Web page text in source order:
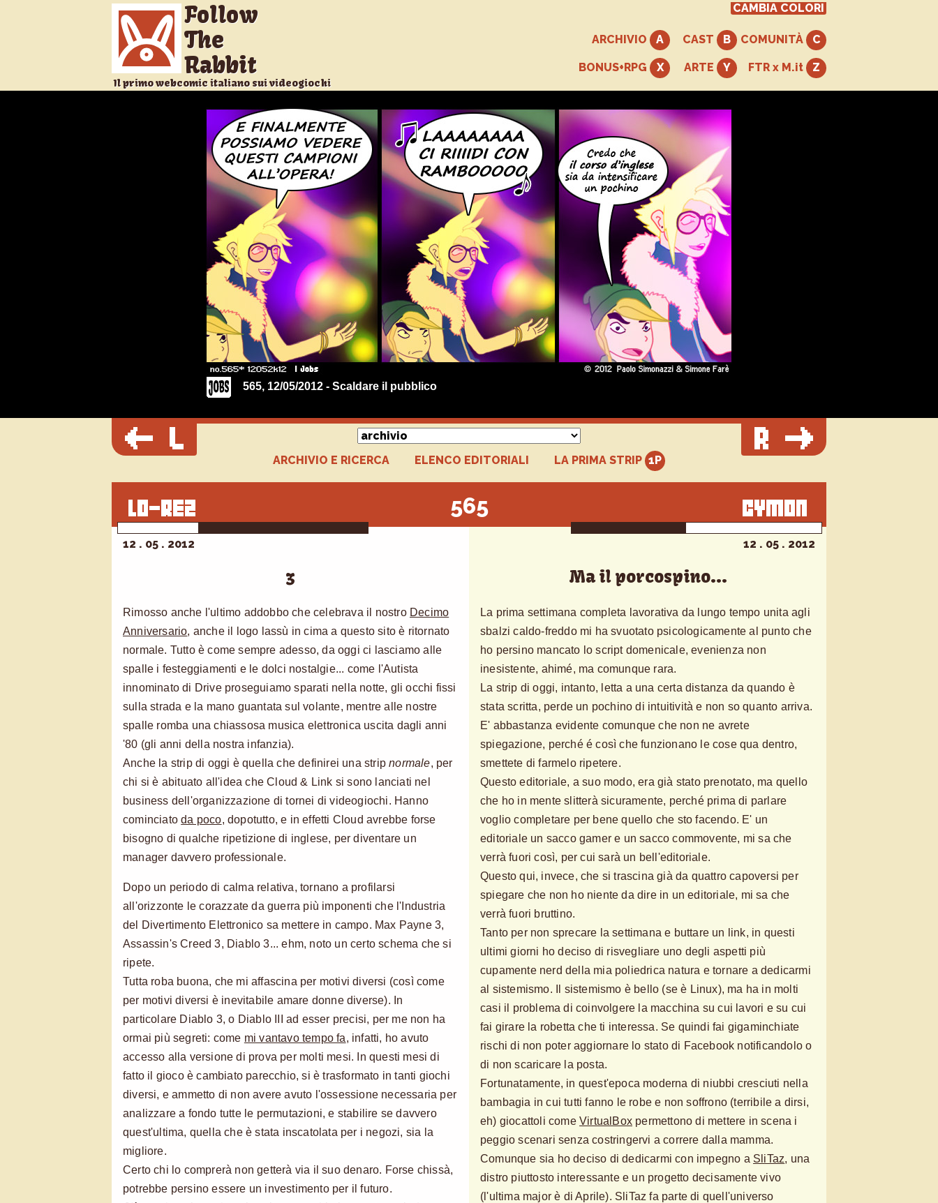
Follow
The
Rabbit
Il primo webcomic italiano sui videogiochi
CAMBIA COLORI
ARCHIVIO CAST COMUNITÀ
BONUS+RPG ARTE FTR x M.it
565, 12/05/2012 - Scaldare il pubblico
ARCHIVIO E RICERCA ELENCO EDITORIALI LA PRIMA STRIP
565
12 . 05 . 2012
3
Rimosso anche l'ultimo addobbo che celebrava il nostro Decimo
Anniversario, anche il logo lassù in cima a questo sito è ritornato
normale. Tutto è come sempre adesso, da oggi ci lasciamo alle
spalle i festeggiamenti e le dolci nostalgie... come l'Autista
innominato di Drive proseguiamo sparati nella notte, gli occhi fissi
sulla strada e la mano guantata sul volante, mentre alle nostre
spalle romba una chiassosa musica elettronica uscita dagli anni
'80 (gli anni della nostra infanzia).
Anche la strip di oggi è quella che definirei una stripnormale, per
chi si è abituato all'idea che Cloud & Link si sono lanciati nel
business dell'organizzazione di tornei di videogiochi. Hanno
cominciatoda poco, dopotutto, e in effetti Cloud avrebbe forse
bisogno di qualche ripetizione di inglese, per diventare un
manager davvero professionale.
Dopo un periodo di calma relativa, tornano a profilarsi
all'orizzonte le corazzate da guerra più imponenti che l'Industria
del Divertimento Elettronico sa mettere in campo. Max Payne 3,
Assassin's Creed 3, Diablo 3... ehm, noto un certo schema che si
ripete.
Tutta roba buona, che mi affascina per motivi diversi (così come
per motivi diversi è inevitabile amare donne diverse). In
particolare Diablo 3, o Diablo III ad esser precisi, per me non ha
ormai più segreti: come mi vantavo tempo fa, infatti, ho avuto
accesso alla versione di prova per molti mesi. In questi mesi di
fatto il gioco è cambiato parecchio, si è trasformato in tanti giochi
diversi, e ammetto di non avere avuto l'ossessione necessaria per
analizzare a fondo tutte le permutazioni, e stabilire se davvero
quest'ultima, quella che è stata inscatolata per i negozi, sia la
migliore.
Certo chi lo comprerà non getterà via il suo denaro. Forse chissà,
potrebbe persino essere un investimento per il futuro.
12 . 05 . 2012
Ma il porcospino...
La prima settimana completa lavorativa da lungo tempo unita agli
sbalzi caldo-freddo mi ha svuotato psicologicamente al punto che
ho persino mancato lo script domenicale, evenienza non
inesistente, ahimé, ma comunque rara.
La strip di oggi, intanto, letta a una certa distanza da quando è
stata scritta, perde un pochino di intuitività e non so quanto arriva.
E' abbastanza evidente comunque che non ne avrete
spiegazione, perché é così che funzionano le cose qua dentro,
smettete di farmelo ripetere.
Questo editoriale, a suo modo, era già stato prenotato, ma quello
che ho in mente slitterà sicuramente, perché prima di parlare
voglio completare per bene quello che sto facendo. E' un
editoriale un sacco gamer e un sacco commovente, mi sa che
verrà fuori così, per cui sarà un bell'editoriale.
Questo qui, invece, che si trascina già da quattro capoversi per
spiegare che non ho niente da dire in un editoriale, mi sa che
verrà fuori bruttino.
Tanto per non sprecare la settimana e buttare un link, in questi
ultimi giorni ho deciso di risvegliare uno degli aspetti più
cupamente nerd della mia poliedrica natura e tornare a dedicarmi
al sistemismo. Il sistemismo è bello (se è Linux), ma ha in molti
casi il problema di coinvolgere la macchina su cui lavori e su cui
fai girare la robetta che ti interessa. Se quindi fai gigaminchiate
rischi di non poter aggiornare lo stato di Facebook notificandolo o
di non scaricare la posta.
Fortunatamente, in quest'epoca moderna di niubbi cresciuti nella
bambagia in cui tutti fanno le robe e non soffrono (terribile a dirsi,
eh) giocattoli come VirtualBox permettono di mettere in scena i
peggio scenari senza costringervi a correre dalla mamma.
Comunque sia ho deciso di dedicarmi con impegno a SliTaz, una
distro piuttosto interessante e un progetto decisamente vivo
(l'ultima major è di Aprile). SliTaz fa parte di quell'universo